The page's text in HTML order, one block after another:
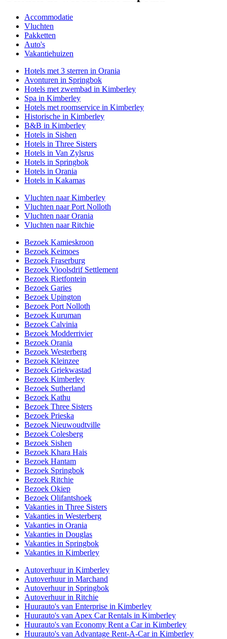
Accommodatie
Vluchten
Pakketten
Auto's
Vakantiehuizen
Hotels met 3 sterren in Orania
Avonturen in Springbok
Hotels met zwembad in Kimberley
Spa in Kimberley
Hotels met roomservice in Kimberley
Historische in Kimberley
B&B in Kimberley
Hotels in Sishen
Hotels in Three Sisters
Hotels in Van Zylsrus
Hotels in Springbok
Hotels in Orania
Hotels in Kakamas
Vluchten naar Kimberley
Vluchten naar Port Nolloth
Vluchten naar Orania
Vluchten naar Ritchie
Bezoek Kamieskroon
Bezoek Keimoes
Bezoek Fraserburg
Bezoek Vioolsdrif Settlement
Bezoek Rietfontein
Bezoek Garies
Bezoek Upington
Bezoek Port Nolloth
Bezoek Kuruman
Bezoek Calvinia
Bezoek Modderrivier
Bezoek Orania
Bezoek Westerberg
Bezoek Kleinzee
Bezoek Griekwastad
Bezoek Kimberley
Bezoek Sutherland
Bezoek Kathu
Bezoek Three Sisters
Bezoek Prieska
Bezoek Nieuwoudtville
Bezoek Colesberg
Bezoek Sishen
Bezoek Khara Hais
Bezoek Hantam
Bezoek Springbok
Bezoek Ritchie
Bezoek Okiep
Bezoek Olifantshoek
Vakanties in Three Sisters
Vakanties in Westerberg
Vakanties in Orania
Vakanties in Douglas
Vakanties in Springbok
Vakanties in Kimberley
Autoverhuur in Kimberley
Autoverhuur in Marchand
Autoverhuur in Springbok
Autoverhuur in Ritchie
Huurauto's van Enterprise in Kimberley
Huurauto's van Apex Car Rentals in Kimberley
Huurauto's van Economy Rent a Car in Kimberley
Huurauto's van Advantage Rent-A-Car in Kimberley